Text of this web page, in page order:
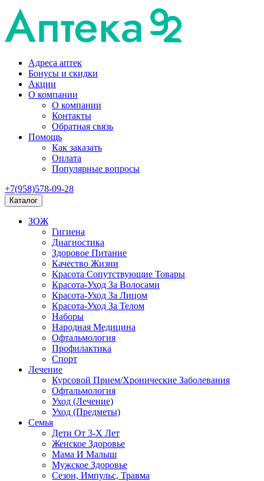
Адреса аптек
Бонусы и скидки
Акции
О компании
О компании
Контакты
Обратная связь
Помощь
Как заказать
Оплата
Популярные вопросы
+7(958)578-09-28
Каталог
ЗОЖ
Гигиена
Диагностика
Здоровое Питание
Качество Жизни
Красота Сопутствующие Товары
Красота-Уход За Волосами
Красота-Уход За Лицом
Красота-Уход За Телом
Наборы
Народная Медицина
Офтальмология
Профилактика
Спорт
Лечение
Курсовой Прием/Хронические Заболевания
Офтальмология
Уход (Лечение)
Уход (Предметы)
Семья
Дети От 3-Х Лет
Женское Здоровье
Мама И Малыш
Мужское Здоровье
Сезон, Импульс, Травма